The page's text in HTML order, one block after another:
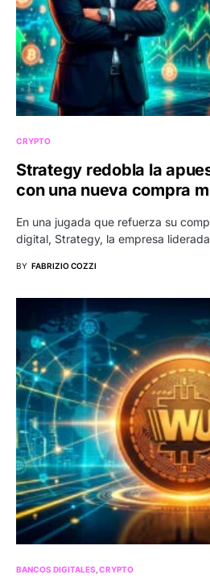
CRYPTO
Strategy redobla la
con una nueva compra
En una jugada que refuerza su
digital, Strategy, la empresa
BY FABRIZIO COZZI
BANCOS DIGITALES CRYPTO